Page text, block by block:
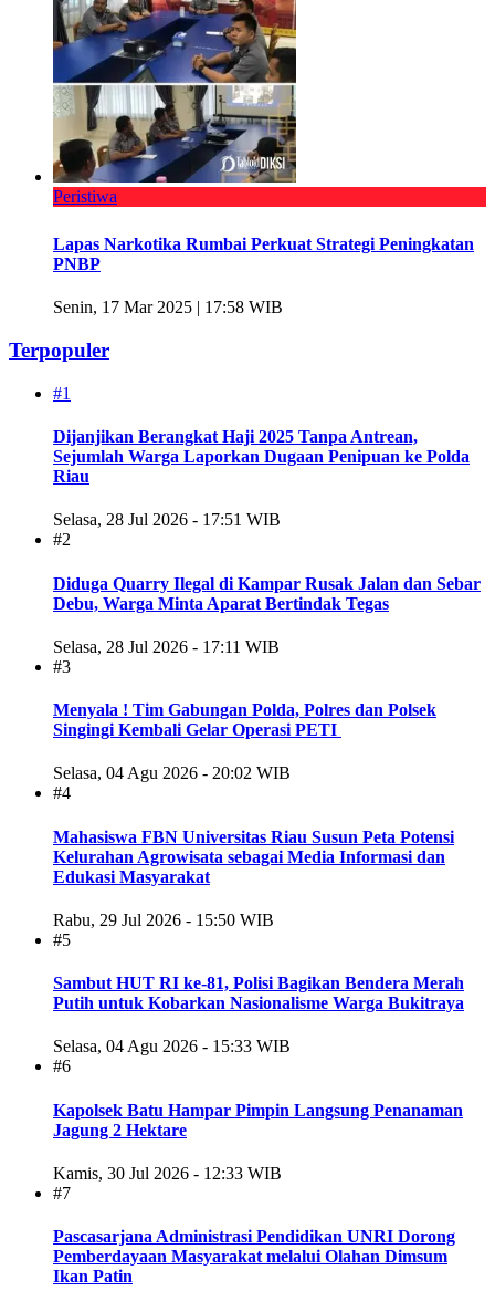
Peristiwa
Lapas Narkotika Rumbai Perkuat Strategi Peningkatan
PNBP
Senin, 17 Mar 2025 | 17:58 WIB
Terpopuler
#1
Dijanjikan Berangkat Haji 2025 Tanpa Antrean,
Sejumlah Warga Laporkan Dugaan Penipuan ke Polda
Riau
Selasa, 28 Jul 2026 - 17:51 WIB
#2
Diduga Quarry Ilegal di Kampar Rusak Jalan dan Sebar
Debu, Warga Minta Aparat Bertindak Tegas
Selasa, 28 Jul 2026 - 17:11 WIB
#3
Menyala ! Tim Gabungan Polda, Polres dan Polsek
Singingi Kembali Gelar Operasi PETI
Selasa, 04 Agu 2026 - 20:02 WIB
#4
Mahasiswa FBN Universitas Riau Susun Peta Potensi
Kelurahan Agrowisata sebagai Media Informasi dan
Edukasi Masyarakat
Rabu, 29 Jul 2026 - 15:50 WIB
#5
Sambut HUT RI ke-81, Polisi Bagikan Bendera Merah
Putih untuk Kobarkan Nasionalisme Warga Bukitraya
Selasa, 04 Agu 2026 - 15:33 WIB
#6
Kapolsek Batu Hampar Pimpin Langsung Penanaman
Jagung 2 Hektare
Kamis, 30 Jul 2026 - 12:33 WIB
#7
Pascasarjana Administrasi Pendidikan UNRI Dorong
Pemberdayaan Masyarakat melalui Olahan Dimsum
Ikan Patin